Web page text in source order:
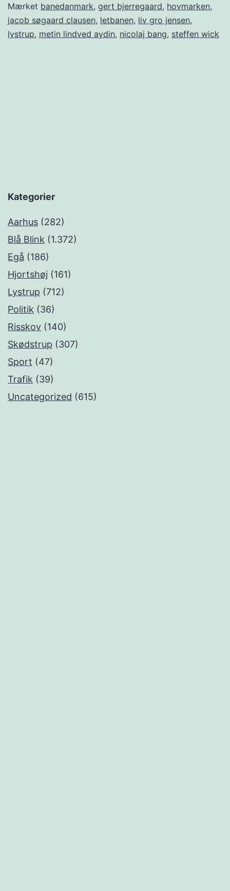
Mærket banedanmark, gert bjerregaard, hovmarken,
jacob søgaard clausen, letbanen, liv gro jensen,
lystrup, metin lindved aydin, nicolaj bang, steffen wick
Kategorier
Aarhus (282)
Blå Blink (1.372)
Egå (186)
Hjortshøj (161)
Lystrup (712)
Politik (36)
Risskov (140)
Skødstrup (307)
Sport (47)
Trafik (39)
Uncategorized (615)